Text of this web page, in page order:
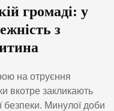
громаді: у
з
на отруєння
вкотре закликають
Минулої доби